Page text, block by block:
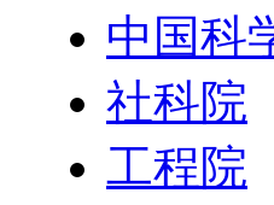
中国科
社科院
工程院